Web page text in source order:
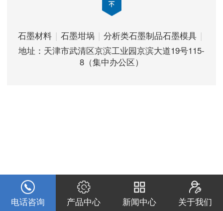
石墨材料 | 石墨坩埚 | 分析类石墨制品石墨模具 |
地址：天津市武清区京滨工业园京滨大道19号115-
8（集中办公区）
电话咨询 产品中心 新闻中心 关于我们